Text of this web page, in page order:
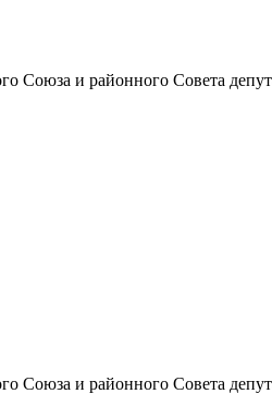
Союза и районного Совета
Союза и районного Совета